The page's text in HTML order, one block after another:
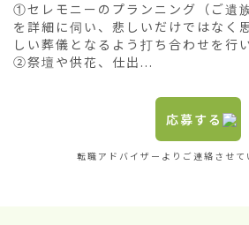
①セレモニーのプランニング（ご遺
を詳細に伺い、悲しいだけではなく
しい葬儀となるよう打ち合わせを行
②祭壇や供花、仕出...
応募する
転職アドバイザーよりご連絡させて